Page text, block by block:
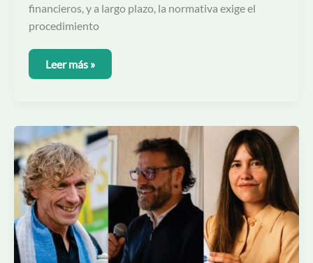
financieros, y a largo plazo, la normativa exige el
procedimiento
Leer más »
Comenzando
el
año
electoral
en
Mendiolaza